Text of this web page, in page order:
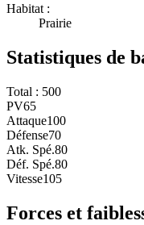
Habitat :
Prairie
Statistiques de
Total : 500
PV65
Attaque100
Défense70
Atk. Spé.80
Déf. Spé.80
Vitesse105
Forces et